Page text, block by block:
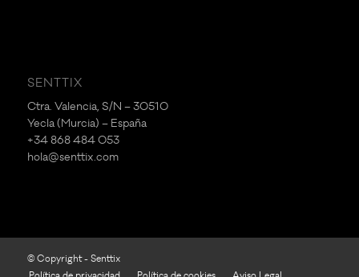
SENTTIX
Ctra. Valencia, S/N – 30510
Yecla (Murcia) – España
+34 868 484 053
hola@senttix.com
© Copyright - Senttix